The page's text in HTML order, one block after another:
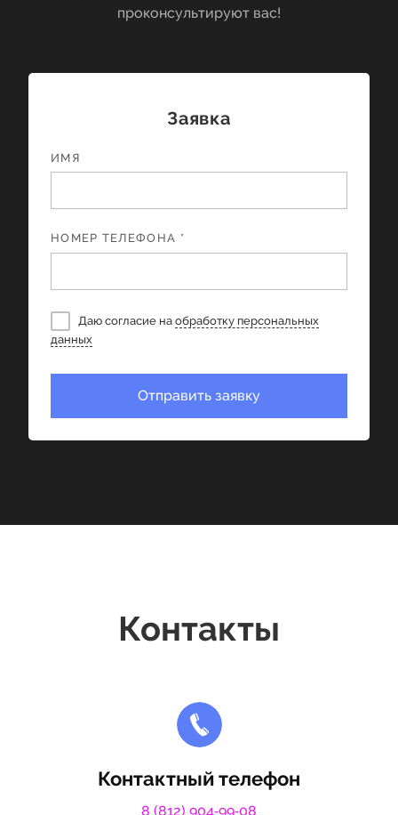
проконсультируют вас!
Заявка
ИМЯ
НОМЕР ТЕЛЕФОНА *
Даю согласие на обработку персональных
данных
Отправить заявку
Контакты
Контактный телефон
8 (812) 904‑99‑08